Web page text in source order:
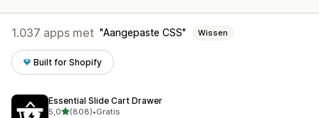
1.037 apps met Aangepaste CSS Wissen
Built for Shopify
Essential Slide Cart Drawer
5,0van 5 sterren
(808)
808 recensies in totaal
•Gratis